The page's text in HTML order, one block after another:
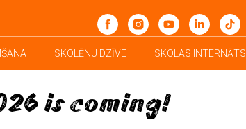
is coming!
SKOLĒNU DZĪVE SKOLAS INTERNĀTS